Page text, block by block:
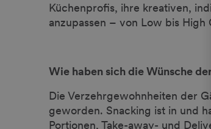
Küchenprofis, ihre kreativen,
anzupassen – von Low bis
Wie haben sich die Wünsche
Die Verzehrgewohnheiten der
geworden. Snacking ist in und
Portionen, Take-away- und